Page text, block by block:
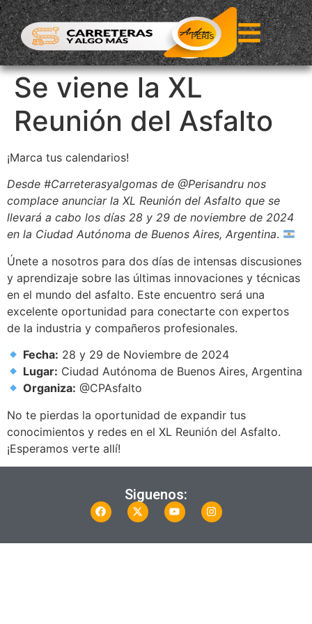
Se viene la XL
Reunión del Asfalto
¡Marca tus calendarios!
Desde #Carreterasyalgomas de @Perisandru nos
complace anunciar la XL Reunión del Asfalto que se
llevará a cabo los días 28 y 29 de noviembre de 2024
en la Ciudad Autónoma de Buenos Aires, Argentina.
Únete a nosotros para dos días de intensas discusiones
y aprendizaje sobre las últimas innovaciones y técnicas
en el mundo del asfalto. Este encuentro será una
excelente oportunidad para conectarte con expertos
de la industria y compañeros profesionales.
Fecha: 28 y 29 de Noviembre de 2024
Lugar: Ciudad Autónoma de Buenos Aires, Argentina
Organiza: @CPAsfalto
No te pierdas la oportunidad de expandir tus
conocimientos y redes en el XL Reunión del Asfalto.
¡Esperamos verte allí!
Siguenos: